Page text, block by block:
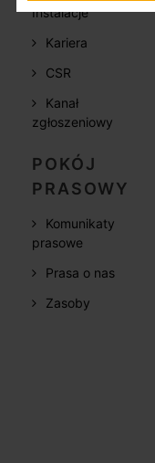
Instalacje
Kariera
CSR
Kanał
zgłoszeniowy
POKÓJ
PRASOWY
Komunikaty
prasowe
Prasa o nas
Zasoby